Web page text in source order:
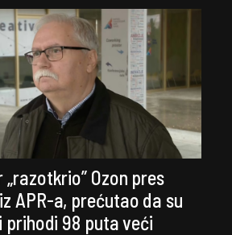
Ozon pres
APR-a, prećutao da su
prihodi 98 puta veći